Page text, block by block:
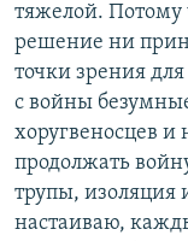
тяжелой. Потому
решение ни
точки зрения
с войны
хоругвеносцев и
продолжать
трупы, изоляция
настаиваю,